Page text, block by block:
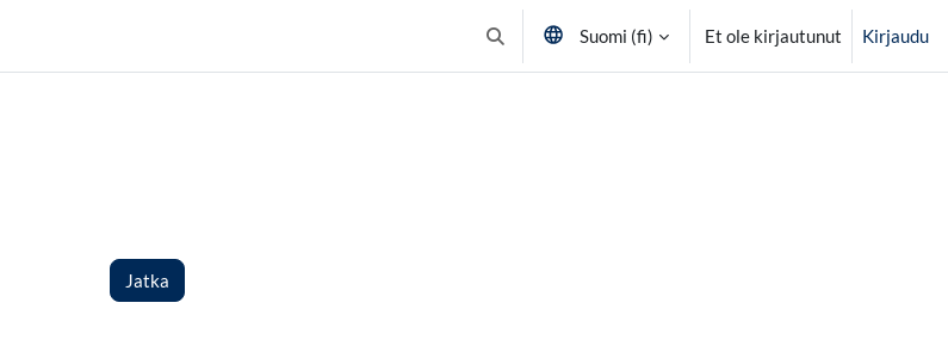
Vaihda hakusyöttöä
Suomi ‎(fi)‎ Et ole kirjautunut Kirjaudu
Jatka